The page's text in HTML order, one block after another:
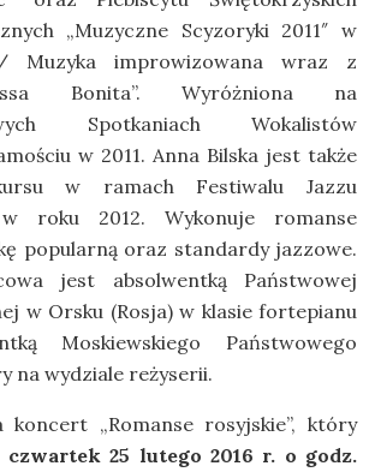
„Muzyczne Scyzoryki 2011″ w
Muzyka improwizowana wraz z
Bonita”. Wyróżniona na
Spotkaniach Wokalistów
w 2011. Anna Bilska jest także
w ramach Festiwalu Jazzu
roku 2012. Wykonuje romanse
popularną oraz standardy jazzowe.
jest absolwentką Państwowej
w Orsku (Rosja) w klasie fortepianu
Moskiewskiego Państwowego
na wydziale reżyserii.
koncert „Romanse rosyjskie”, który
czwartek 25 lutego 2016 r. o godz.